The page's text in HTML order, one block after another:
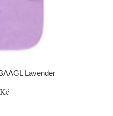
Lavender